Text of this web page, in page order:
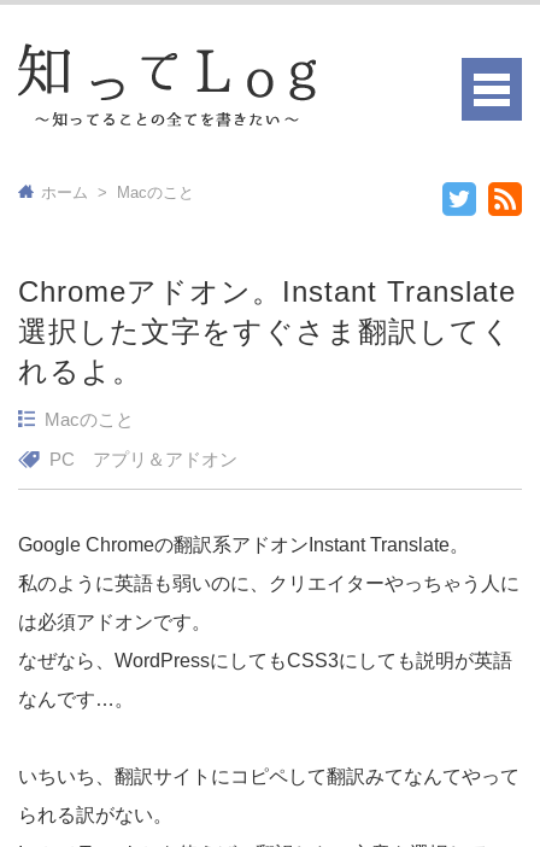
ホーム > Macのこと
Chromeアドオン。Instant Translate
選択した文字をすぐさま翻訳してく
れるよ。
Macのこと
PC
アプリ＆アドオン
Google Chromeの翻訳系アドオンInstant Translate。
私のように英語も弱いのに、クリエイターやっちゃう人に
は必須アドオンです。
なぜなら、WordPressにしてもCSS3にしても説明が英語
なんです…。
いちいち、翻訳サイトにコピペして翻訳みてなんてやって
られる訳がない。